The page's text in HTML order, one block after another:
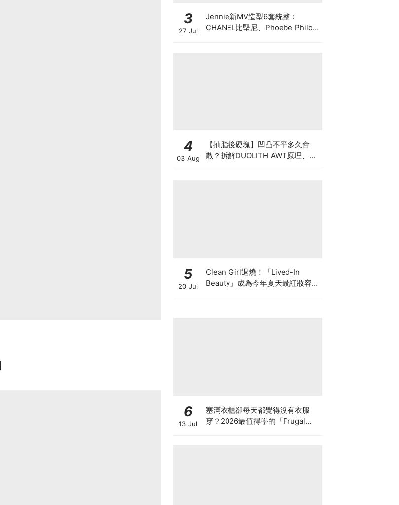
3
27 Jul
Jennie新MV造型6套統整：
CHANEL比堅尼、Phoebe Philo
4
03 Aug
【抽脂後硬塊】凹凸不平多久會
散？拆解DUOLITH AWT原理、按
5
20 Jul
Clean Girl退燒！「Lived-In
Beauty」成為今年夏天最紅妝容，
6
13 Jul
塞滿衣櫃卻每天都覺得沒有衣服
穿？2026最值得學的「Frugal